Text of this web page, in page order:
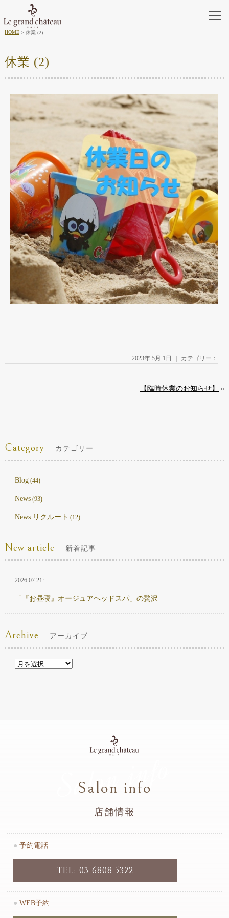
HOME 休業 (2)
休業 (2)
2023年 5月 1日 ｜ カテゴリー：
【臨時休業のお知らせ】 »
Category カテゴリー
Blog(44)
News(93)
News リクルート (12)
New article 新着記事
2026.07.21:
「『お昼寝』オージュアヘッドスパ」の贅沢
Archive アーカイブ
Salon info
Salon info
店舗情報
● 予約電話
TEL: 03-6808-5322
● WEB予約